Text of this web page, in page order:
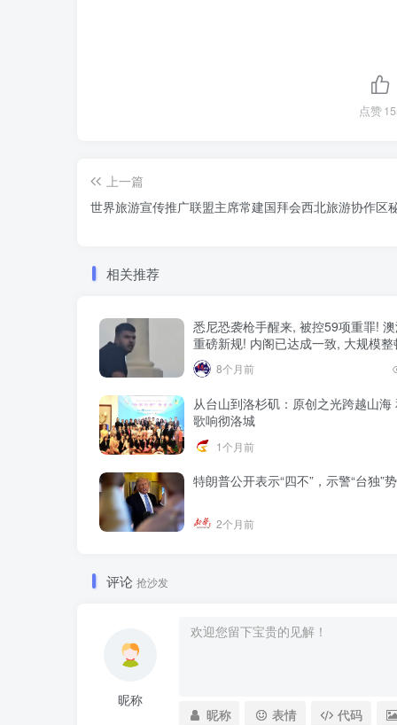
点赞
上一篇
世界旅游宣传推广联盟主席常建国拜会西北旅游协作区
相关推荐
悉尼恐袭枪手醒来, 被控59项重罪!
重磅新规! 内阁已达成一致, 大规模整
8个月前
从台山到洛杉矶：原创之光跨越山海
歌响彻洛城
1个月前
特朗普公开表示“四不”，示警“台独”
2个月前
评论 抢沙发
昵称
昵称
表情 代码